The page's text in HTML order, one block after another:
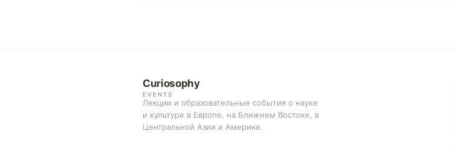
Curiosophy
EVENTS
Лекции и образовательные события о науке
и культуре в Европе, на Ближнем Востоке, в
Центральной Азии и Америке.